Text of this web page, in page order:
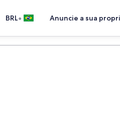
BRL• Anuncie a sua